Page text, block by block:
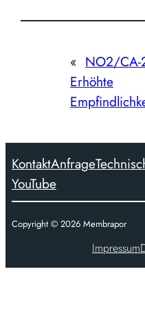
« NO2/CA-
Erhöhte
KontaktAnfrage
YouTube
Copyright © 2026Membrapor
Impressum